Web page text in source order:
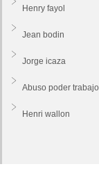
Henry fayol
Jean bodin
Jorge icaza
Abuso poder trabajo
Henri wallon